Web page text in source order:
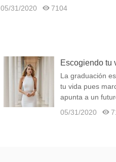
05/31/2020
7104
Escogiendo tu
La graduación
tu vida pues
apunta a un
05/31/2020